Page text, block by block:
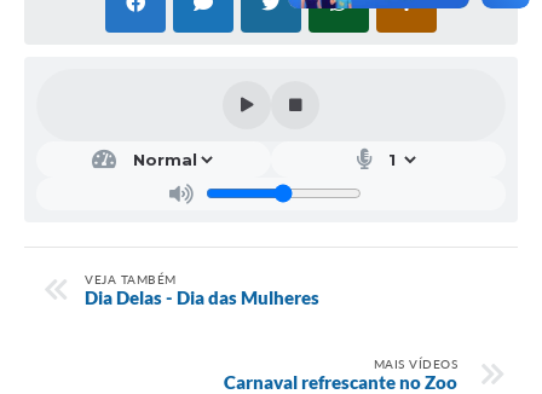
VEJA TAMBÉM
Dia Delas - Dia das Mulheres
MAIS VÍDEOS
Carnaval refrescante no Zoo